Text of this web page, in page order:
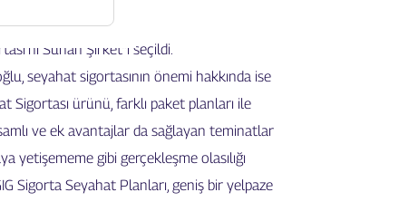
Sunan Şirket”i seçildi.
seyahat sigortasının önemi hakkında ise
Sigortası ürünü, farklı paket planları ile
ve ek avantajlar da sağlayan teminatlar
yetişememe gibi gerçekleşme olasılığı
Sigorta Seyahat Planları, geniş bir yelpaze